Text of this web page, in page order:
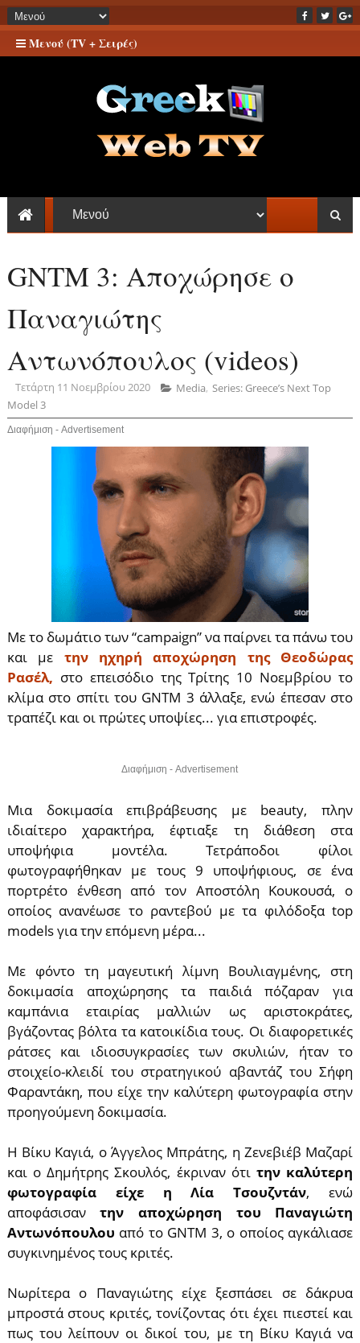
Μενού (TV + Σειρές)
GNTM 3: Αποχώρησε ο
Παναγιώτης
Αντωνόπουλος (videos)
Τετάρτη 11 Νοεμβρίου 2020 Media, Series: Greece’s Next Top
Model 3
Διαφήμιση - Advertisement
Με το δωμάτιο των “campaign” να παίρνει τα πάνω του
και με την ηχηρή αποχώρηση της Θεοδώρας
Ρασέλ, στο επεισόδιο της Τρίτης 10 Νοεμβρίου το
κλίμα στο σπίτι του GNTM 3 άλλαξε, ενώ έπεσαν στο
τραπέζι και οι πρώτες υποψίες... για επιστροφές.
Διαφήμιση - Advertisement
Μια δοκιμασία επιβράβευσης με beauty, πλην
ιδιαίτερο χαρακτήρα, έφτιαξε τη διάθεση στα
υποψήφια μοντέλα. Τετράποδοι φίλοι
φωτογραφήθηκαν με τους 9 υποψήφιους, σε ένα
πορτρέτο ένθεση από τον Αποστόλη Κουκουσά, ο
οποίος ανανέωσε το ραντεβού με τα φιλόδοξα top
models για την επόμενη μέρα...
Με φόντο τη μαγευτική λίμνη Βουλιαγμένης, στη
δοκιμασία αποχώρησης τα παιδιά πόζαραν για
καμπάνια εταιρίας μαλλιών ως αριστοκράτες,
βγάζοντας βόλτα τα κατοικίδια τους. Οι διαφορετικές
ράτσες και ιδιοσυγκρασίες των σκυλιών, ήταν το
στοιχείο-κλειδί του στρατηγικού αβαντάζ του Σήφη
Φαραντάκη, που είχε την καλύτερη φωτογραφία στην
προηγούμενη δοκιμασία.
Η Βίκυ Καγιά, ο Άγγελος Μπράτης, η Ζενεβιέβ Μαζαρί
και ο Δημήτρης Σκουλός, έκριναν ότι την καλύτερη
φωτογραφία είχε η Λία Τσουζντάν, ενώ
αποφάσισαντην αποχώρηση του Παναγιώτη
Αντωνόπουλου από το GNTM 3, ο οποίος αγκάλιασε
συγκινημένος τους κριτές.
Νωρίτερα ο Παναγιώτης είχε ξεσπάσει σε δάκρυα
μπροστά στους κριτές, τονίζοντας ότι έχει πιεστεί και
πως του λείπουν οι δικοί του, με τη Βίκυ Καγιά να